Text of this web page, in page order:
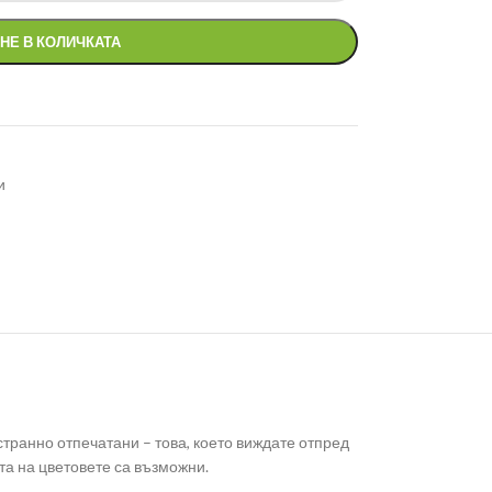
В КОЛИЧКАТА
отпечатани – това, което виждате отпред
на цветовете са възможни.